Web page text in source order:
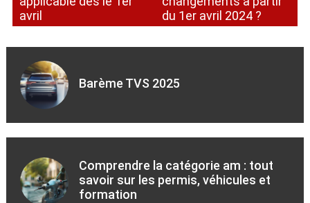
avril
du 1er avril 2024 ?
Barème TVS 2025
Comprendre la catégorie am : tout
savoir sur les permis, véhicules et
formation